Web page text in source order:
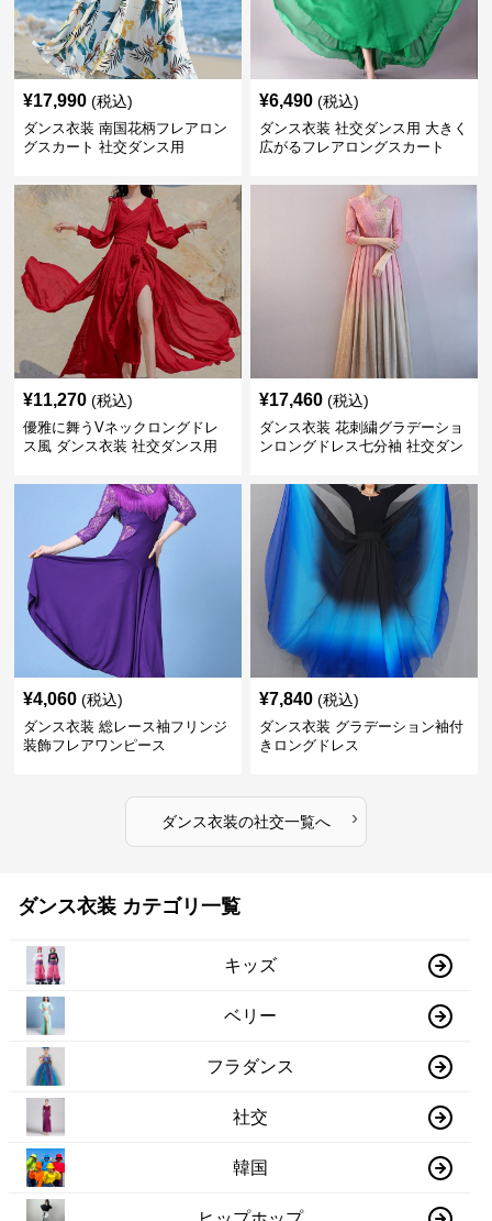
¥17,990 (税込)
ダンス衣装 南国花柄フレアロン
グスカート 社交ダンス用
¥6,490 (税込)
ダンス衣装 社交ダンス用 大きく
広がるフレアロングスカート
¥11,270 (税込)
優雅に舞うVネックロングドレ
ス風 ダンス衣装 社交ダンス用
¥17,460 (税込)
ダンス衣装 花刺繍グラデーショ
ンロングドレス七分袖 社交ダン
¥4,060 (税込)
ダンス衣装 総レース袖フリンジ
装飾フレアワンピース
¥7,840 (税込)
ダンス衣装 グラデーション袖付
きロングドレス
ダンス衣装の社交一覧へ ›
ダンス衣装 カテゴリ一覧
キッズ
ベリー
フラダンス
社交
韓国